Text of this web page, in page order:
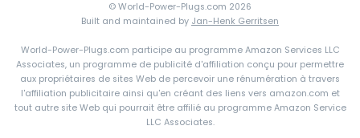
Côte d'Ivoire
Danemark
Djibouti
Dominique
© World-Power-Plugs.com 2026
Built and maintained by Jan-Henk Gerritsen
World-Power-Plugs.com participe au programme Amazon Services LLC
Associates, un programme de publicité d'affiliation conçu pour permettre
aux propriétaires de sites Web de percevoir une rénumération à travers
l'affiliation publicitaire ainsi qu'en créant des liens vers amazon.com et
tout autre site Web qui pourrait être affilié au programme Amazon Service
LLC Associates.